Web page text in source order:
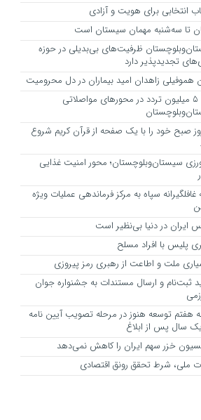
انتخابی برای هویت و آزادی
تا سه‌شنبه مهمان سیستان است
ظرفیت‌های بی‌بدیلی در حوزه
تجدیدپذیر دارد
هموفیلی زاهدان امید بیماران در دل محرومیت
ثبت ۵ میلیون تردد در محورهای مواصلاتی
صبح خود را با یک صفحه از قرآن کریم شروع
سیستان‌وبلوچستان؛ محور امنیت غذایی
غافلگیرانه سپاه به مرکز فرماندهی عملیات ویژه
ایران در دنیا بی‌نظیر است
پلیس با افراد مسلح
ملت و اطاعت از رهبری رمز پیروزی
ثبت‌نام و ارسال مستندات به جشنواره جوان
هفتم توسعه هنوز در مرحله تصویب آیین نامه
سال پس از ابلاغ
خزر سهم ایران را کاهش نمی‌دهد
ملی، شرط تحقق رونق اقتصادی